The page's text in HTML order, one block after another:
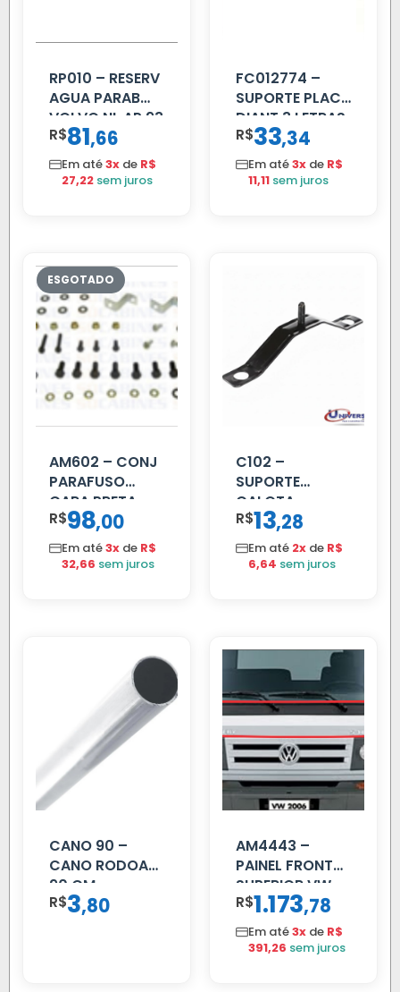
RP010 – RESERV
AGUA PARAB
VOLVO NL AP 93
R$81,66
Em até3x de R$
27,22 sem juros
FC012774 –
SUPORTE PLACA
DIANT 3 LETRAS
REFORCADO
R$33,34
Em até3x de R$
11,11 sem juros
AM602 – CONJ
PARAFUSO
CARA PRETA
PARCIAL
R$98,00
Em até3x de R$
32,66 sem juros
C102 –
SUPORTE
CALOTA
DIANTEIRA
RODA 10 FUROS
R$13,28
Em até 2x de R$
6,64 sem juros
CANO 90 –
CANO RODOAR
90 CM
R$3,80
AM4443 –
PAINEL FRONTAL
SUPERIOR VW
DELIVERY
R$1.173,78
Em até3x de R$
391,26 sem juros